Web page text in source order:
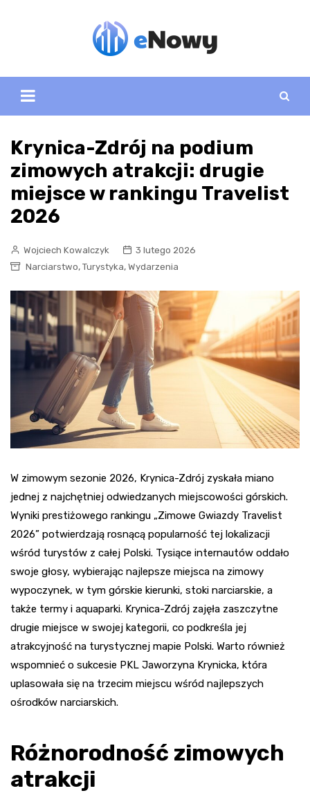
Krynica-Zdrój na podium
zimowych atrakcji: drugie
miejsce w rankingu Travelist
2026
Wojciech Kowalczyk
3 lutego 2026
Narciarstwo, Turystyka, Wydarzenia
W zimowym sezonie 2026, Krynica-Zdrój zyskała miano
jednej z najchętniej odwiedzanych miejscowości górskich.
Wyniki prestiżowego rankingu „Zimowe Gwiazdy Travelist
2026” potwierdzają rosnącą popularność tej lokalizacji
wśród turystów z całej Polski. Tysiące internautów oddało
swoje głosy, wybierając najlepsze miejsca na zimowy
wypoczynek, w tym górskie kierunki, stoki narciarskie, a
także termy i aquaparki. Krynica-Zdrój zajęła zaszczytne
drugie miejsce w swojej kategorii, co podkreśla jej
atrakcyjność na turystycznej mapie Polski. Warto również
wspomnieć o sukcesie PKL Jaworzyna Krynicka, która
uplasowała się na trzecim miejscu wśród najlepszych
ośrodków narciarskich.
Różnorodność zimowych
atrakcji